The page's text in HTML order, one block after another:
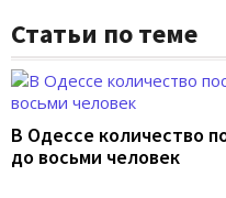
Статьи по теме
В Одессе количество
до восьми человек